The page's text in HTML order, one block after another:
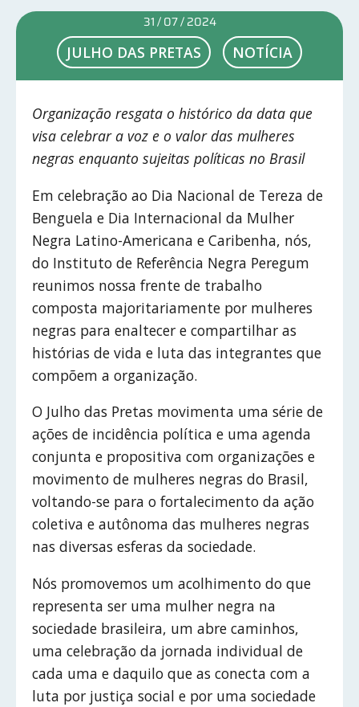
31 / 07 / 2024
JULHO DAS PRETAS NOTÍCIA
Organização resgata o histórico da data que
visa celebrar a voz e o valor das mulheres
negras enquanto sujeitas políticas no Brasil
Em celebração ao Dia Nacional de Tereza de
Benguela e Dia Internacional da Mulher
Negra Latino-Americana e Caribenha, nós,
do Instituto de Referência Negra Peregum
reunimos nossa frente de trabalho
composta majoritariamente por mulheres
negras para enaltecer e compartilhar as
histórias de vida e luta das integrantes que
compõem a organização.
O Julho das Pretas movimenta uma série de
ações de incidência política e uma agenda
conjunta e propositiva com organizações e
movimento de mulheres negras do Brasil,
voltando-se para o fortalecimento da ação
coletiva e autônoma das mulheres negras
nas diversas esferas da sociedade.
Nós promovemos um acolhimento do que
representa ser uma mulher negra na
sociedade brasileira, um abre caminhos,
uma celebração da jornada individual de
cada uma e daquilo que as conecta com a
luta por justiça social e por uma sociedade